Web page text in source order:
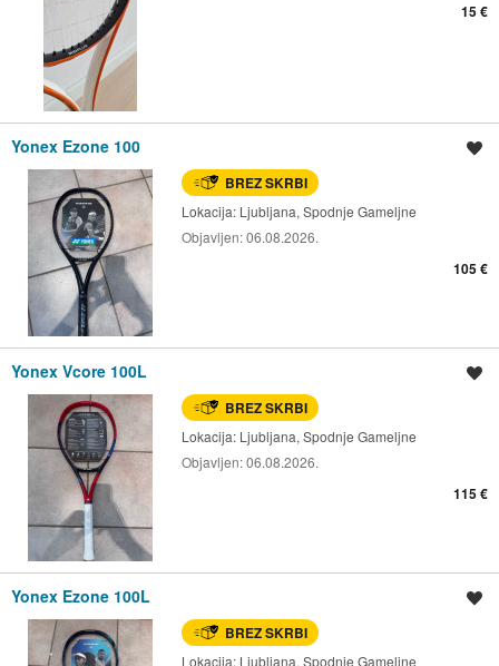
15 €
Yonex Ezone 100
BREZ SKRBI
Lokacija: Ljubljana, Spodnje Gameljne
Objavljen:06.08.2026.
105 €
Yonex Vcore 100L
BREZ SKRBI
Lokacija: Ljubljana, Spodnje Gameljne
Objavljen:06.08.2026.
115 €
Yonex Ezone 100L
BREZ SKRBI
Lokacija: Ljubljana, Spodnje Gameljne